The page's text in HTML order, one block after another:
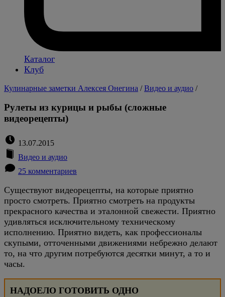
Каталог
Клуб
Кулинарные заметки Алексея Онегина /Видео и аудио /
Рулеты из курицы и рыбы (сложные
видеорецепты)
13.07.2015
Видео и аудио
25 комментариев
Существуют видеорецепты, на которые приятно
просто смотреть. Приятно смотреть на продукты
прекрасного качества и эталонной свежести. Приятно
удивляться исключительному техническому
исполнению. Приятно видеть, как профессионалы
скупыми, отточенными движениями небрежно делают
то, на что другим потребуются десятки минут, а то и
часы.
НАДОЕЛО ГОТОВИТЬ ОДНО